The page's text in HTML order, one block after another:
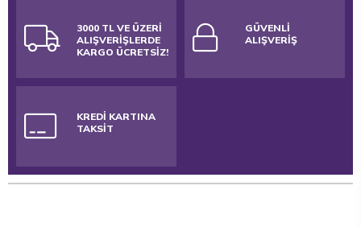
3000 TL VE ÜZERİ
ALIŞVERİŞLERDE
KARGO ÜCRETSİZ!
GÜVENLİ
ALIŞVERİŞ
KREDİ KARTINA
TAKSİT